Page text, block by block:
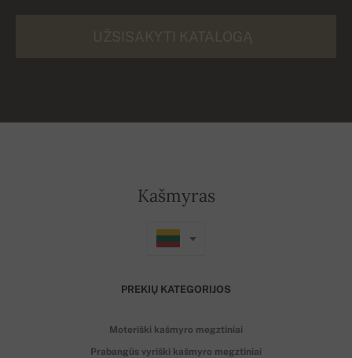
Kašmyras
PREKIŲ KATEGORIJOS
Moteriški kašmyro megztiniai
Prabangūs vyriški kašmyro megztiniai